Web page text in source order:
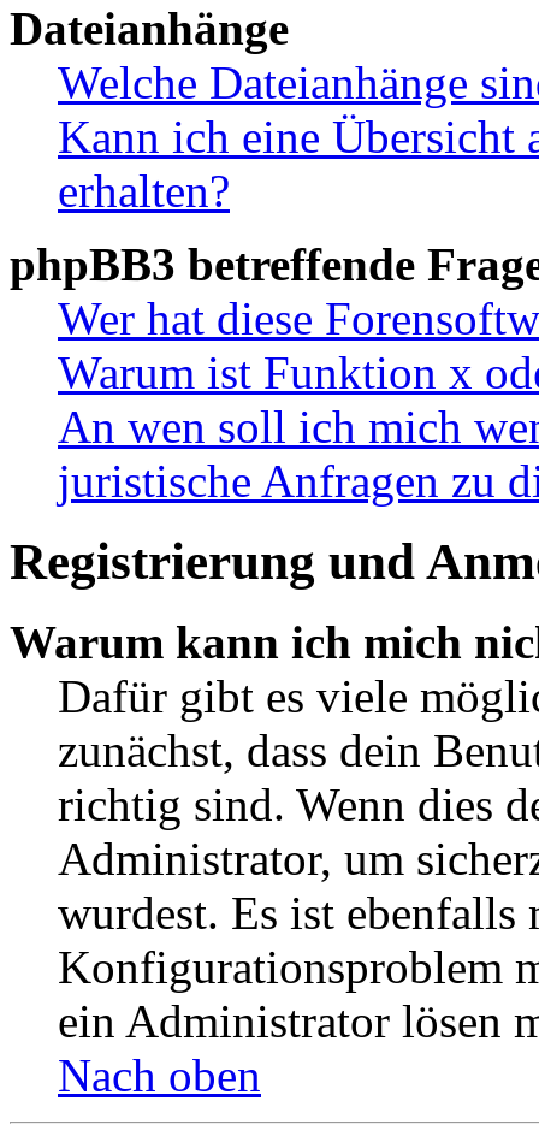
Dateianhänge
Welche Dateianhänge
Kann ich eine Übersicht
erhalten?
phpBB3 betreffende
Wer hat diese
Warum ist Funktion x
An wen soll ich mich
juristische Anfragen zu
Registrierung und
Warum kann ich mich
Dafür gibt es viele
zunächst, dass dein
richtig sind. Wenn dies
Administrator, um
wurdest. Es ist ebenfalls
Konfigurationsproblem
ein Administrator lösen
Nach oben